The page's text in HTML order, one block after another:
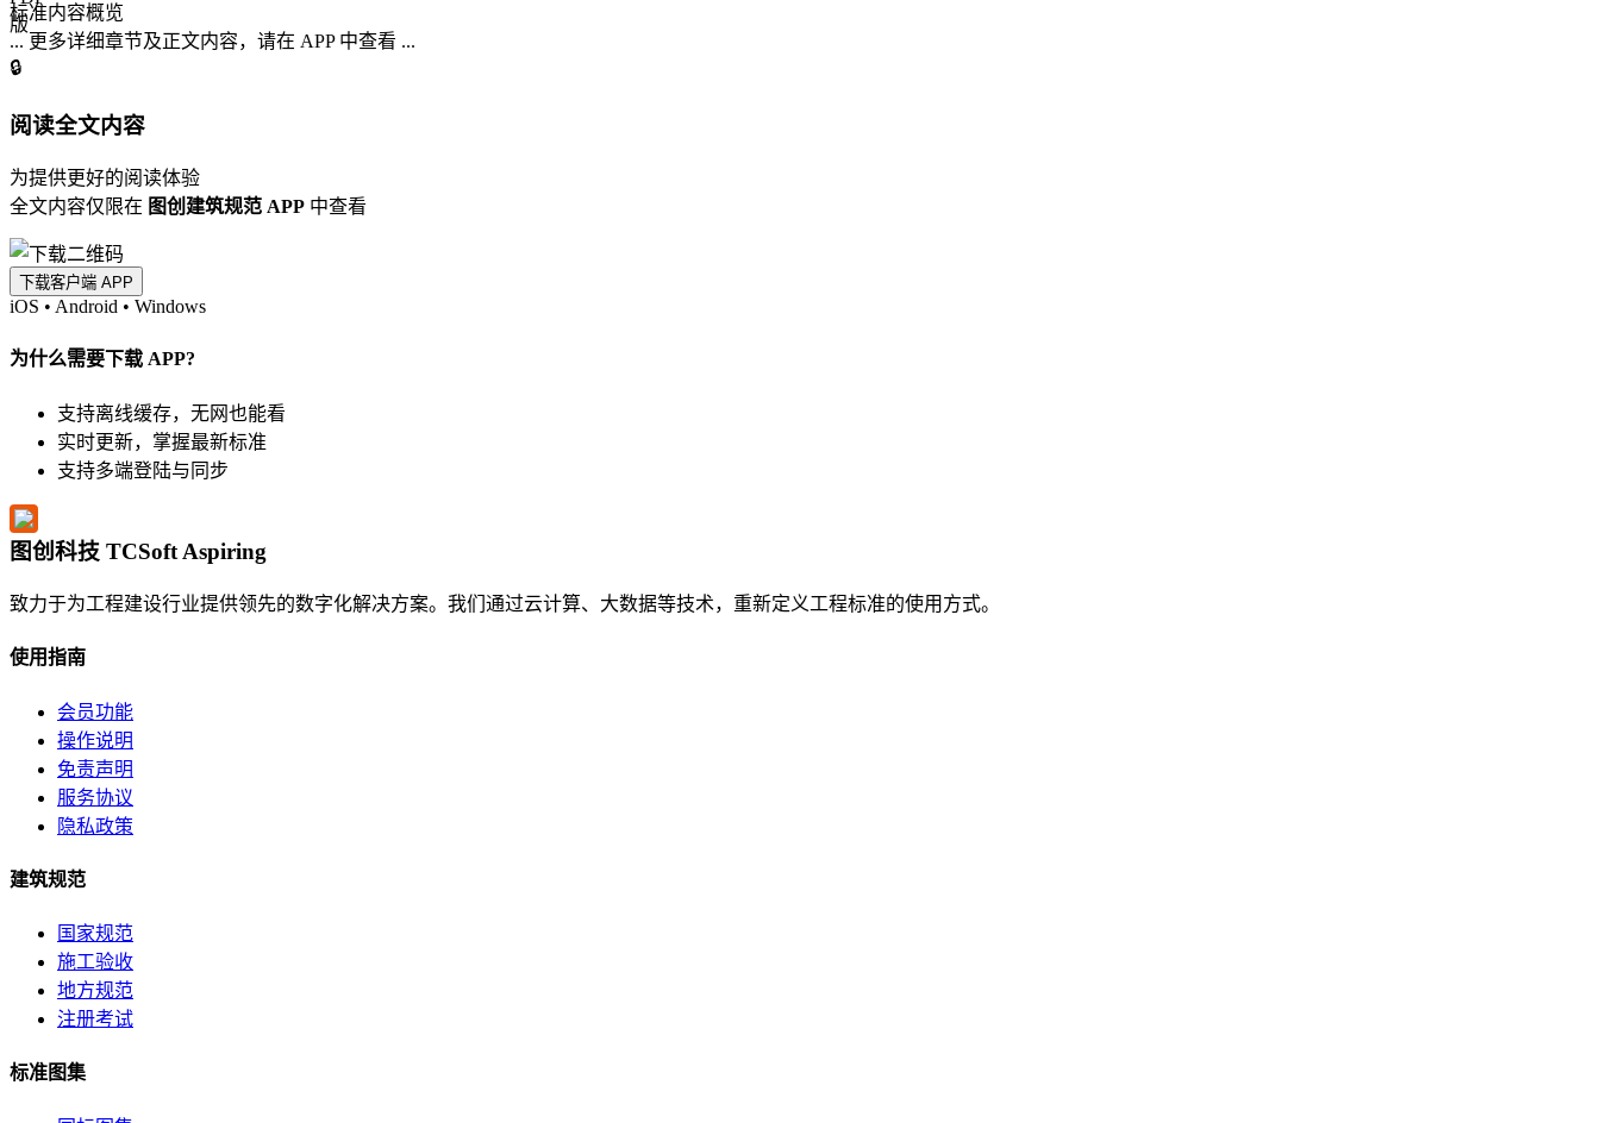
标准内容概览
... 更多详细章节及正文内容，请在 APP 中查看 ...
🔒
阅读全文内容
为提供更好的阅读体验
全文内容仅限在 图创建筑规范 APP 中查看
下载客户端 APP
iOS • Android • Windows
为什么需要下载 APP?
支持离线缓存，无网也能看
实时更新，掌握最新标准
支持多端登陆与同步
图创科技 TCSoft Aspiring
致力于为工程建设行业提供领先的数字化解决方案。我们通过云计算、大数据等技术，重新定义工程标准的使用方式。
使用指南
会员功能
操作说明
免责声明
服务协议
隐私政策
建筑规范
国家规范
施工验收
地方规范
注册考试
标准图集